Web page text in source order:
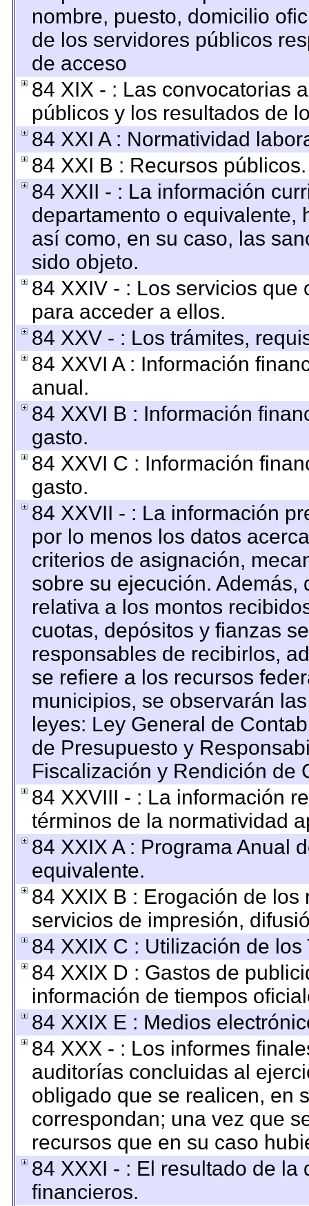
nombre, puesto, domicilio
de los servidores públicos
de acceso
84 XIX - : Las convocatorias
públicos y los resultados de
84 XXI A : Normatividad
84 XXI B : Recursos públicos.
84 XXII - : La información
departamento o equivalente,
así como, en su caso, las
sido objeto.
84 XXIV - : Los servicios
para acceder a ellos.
84 XXV - : Los trámites,
84 XXVI A : Información
anual.
84 XXVI B : Información
gasto.
84 XXVI C : Información
gasto.
84 XXVII - : La información
por lo menos los datos
criterios de asignación,
sobre su ejecución.
relativa a los montos
cuotas, depósitos y fianzas
responsables de recibirlos,
se refiere a los recursos
municipios, se observarán
leyes: Ley General de
de Presupuesto y
Fiscalización y Rendición de
84 XXVIII - : La información
términos de la normatividad
84 XXIX A : Programa Anual
equivalente.
84 XXIX B : Erogación de
servicios de impresión,
84 XXIX C : Utilización de
84 XXIX D : Gastos de
información de tiempos
84 XXIX E : Medios
84 XXX - : Los informes
auditorías concluidas al
obligado que se realicen, en
correspondan; una vez que
recursos que en su caso
84 XXXI - : El resultado de
financieros.